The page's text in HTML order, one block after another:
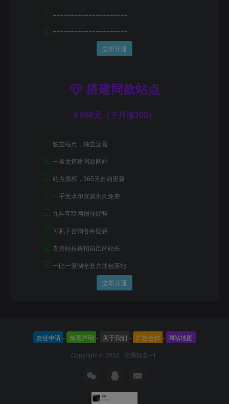
☑ =====================
☑ =====================
立即开通
搭建同款站点
998元（下月涨300）
☑ 独立站点，独立运营
☑ 一条龙搭建同款网站
☑ 站点授权，365天自动更新
☑ 一手无水印资源永久免费
☑ 九年互联网创业经验
☑ 可私下咨询各种疑惑
☑ 支持站长再招自己的站长
☑ 一比一复制全套方法包落地
立即开通
友链申请 - 免责声明 - 关于我们 - 广告合作 - 网站地图
Copyright © 2022 · 无畏轻创--1